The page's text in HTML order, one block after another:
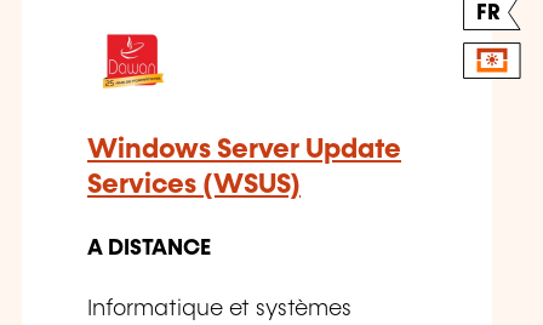
FR
Windows Server Update
Services (WSUS)
A DISTANCE
Informatique et systèmes